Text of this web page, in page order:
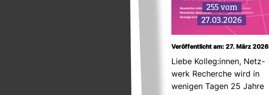
255 vom
27.03.2026
Veröffentlicht am: 27. März 2026
Liebe Kolleg:innen, Netz­
werk Recherche wird in
wenigen Tagen 25 Jahre